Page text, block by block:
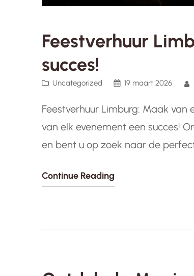
Feestverhuur
succes!
Uncategorized 19 maart 2026
Feestverhuur Limburg: Maak van
van elk evenement een succes!
en bent u op zoek naar de
evenement…
Continue Reading